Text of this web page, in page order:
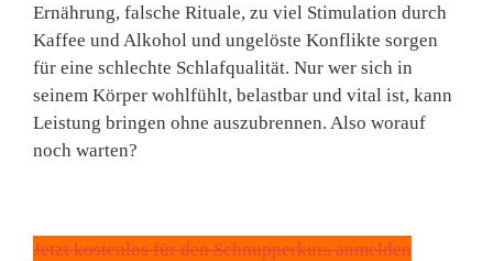
Ernährung, falsche Rituale, zu viel Stimulation durch
Kaffee und Alkohol und ungelöste Konflikte sorgen
für eine schlechte Schlafqualität. Nur wer sich in
seinem Körper wohlfühlt, belastbar und vital ist, kann
Leistung bringen ohne auszubrennen. Also worauf
noch warten?
Jetzt kostenlos für den Schnupperkurs anmelden